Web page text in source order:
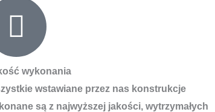
wykonania
wstawiane przez nas konstrukcje
są z najwyższej jakości, wytrzymałych